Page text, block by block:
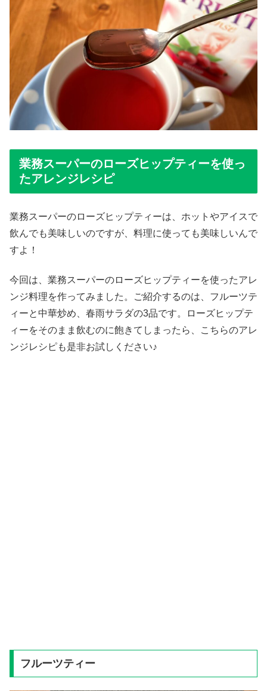
業務スーパーのローズヒップティーを使っ
たアレンジレシピ
業務スーパーのローズヒップティーは、ホットやアイスで
飲んでも美味しいのですが、料理に使っても美味しいんで
すよ！
今回は、業務スーパーのローズヒップティーを使ったアレ
ンジ料理を作ってみました。ご紹介するのは、フルーツテ
ィーと中華炒め、春雨サラダの3品です。ローズヒップテ
ィーをそのまま飲むのに飽きてしまったら、こちらのアレ
ンジレシピも是非お試しください♪
フルーツティー